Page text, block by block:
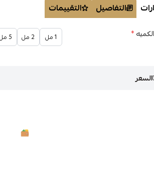
التفاصيل التقييمات
* 1 مل 2 مل 5 مل
السعر